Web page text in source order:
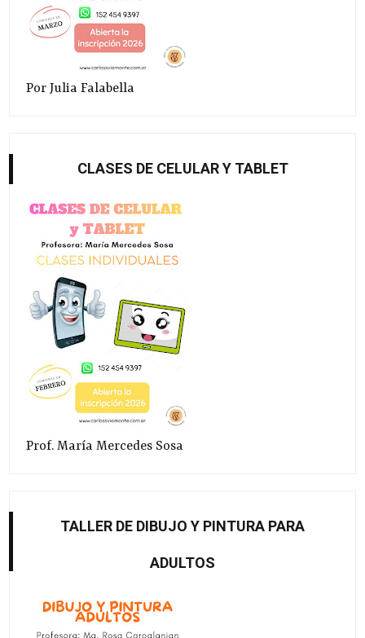
Por Julia Falabella
CLASES DE CELULAR Y TABLET
Prof. María Mercedes Sosa
TALLER DE DIBUJO Y PINTURA PARA
ADULTOS